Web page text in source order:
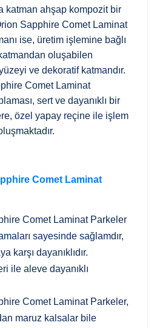
katman ahşap kompozit bir
Sapphire Comet Laminat
ise, üretim işlemine bağlı
oluşabilen
ve dekoratif katmandır.
Comet Laminat
sert ve dayanıklı bir
özel yapay reçine ile işlem
Comet Laminat
Comet Laminat Parkeler
sayesinde sağlamdır,
karşı dayanıklıdır.
ile aleve dayanıklı
Comet Laminat Parkeler,
maruz kalsalar bile